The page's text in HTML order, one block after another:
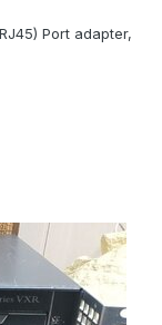
Port adapter,